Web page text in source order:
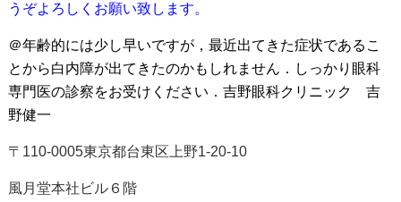
うぞよろしくお願い致します。
＠年齢的には少し早いですが，最近出てきた症状であるこ
とから白内障が出てきたのかもしれません．しっかり眼科
専門医の診察をお受けください．吉野眼科クリニック 吉
野健一
〒110-0005東京都台東区上野1-20-10
風月堂本社ビル６階